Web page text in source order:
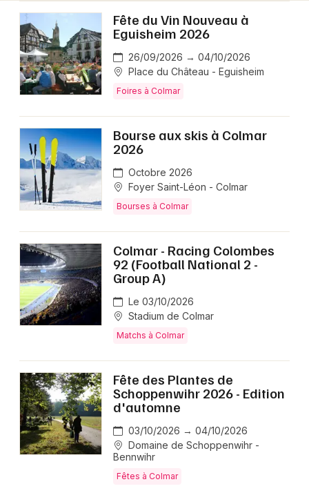
Fête du Vin Nouveau à
Eguisheim 2026
26/09/2026 → 04/10/2026
Place du Château - Eguisheim
Foires à Colmar
Bourse aux skis à Colmar
2026
Octobre 2026
Foyer Saint-Léon - Colmar
Bourses à Colmar
Colmar - Racing Colombes
92 (Football National 2 -
Group A)
Le 03/10/2026
Stadium de Colmar
Matchs à Colmar
Fête des Plantes de
Schoppenwihr 2026 - Edition
d'automne
03/10/2026 → 04/10/2026
Domaine de Schoppenwihr -
Bennwihr
Fêtes à Colmar